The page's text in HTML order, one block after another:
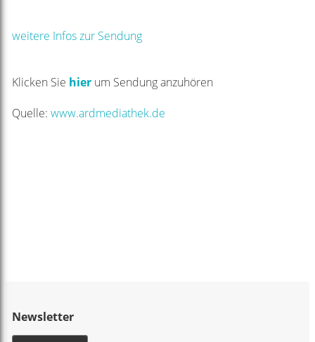
weitere Infos zur Sendung
Klicken Sie hier um Sendung anzuhören
Quelle: www.ardmediathek.de
Newsletter